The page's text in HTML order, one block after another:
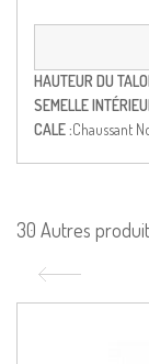
HAUTEUR DU
SEMELLE
CALE :Chaussant
30 Autres